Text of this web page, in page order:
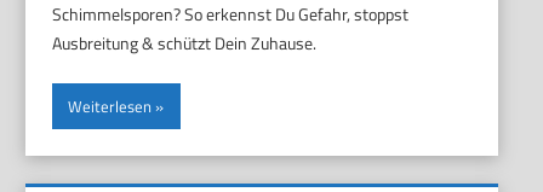
Schimmelsporen? So erkennst Du Gefahr, stoppst
Ausbreitung & schützt Dein Zuhause.
Weiterlesen